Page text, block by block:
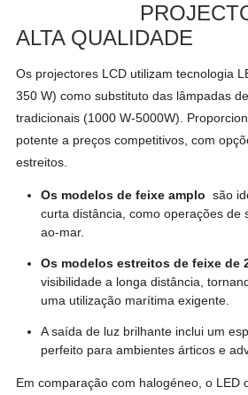
ALTA QUALIDADE
Os projectores LCD utilizam tecnologia
350 W) como substituto das lâmpadas
tradicionais (1000 W-5000W).
potente a preços competitivos, com
estreitos.
Os modelos de feixe amplo são
curta distância, como operações de
ao-mar.
Os modelos estreitos de feixe de
visibilidade a longa distância,
uma utilização marítima exigente.
A saída de luz brilhante inclui um
perfeito para ambientes árticos e
Em comparação com halogéneo, o LED